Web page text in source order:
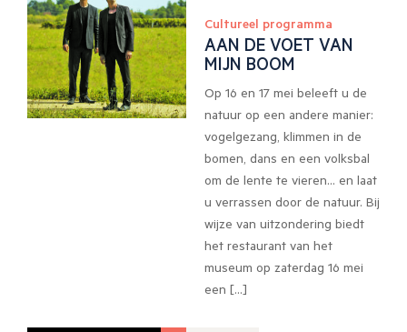
Cultureel programma
AAN DE VOET VAN
MIJN BOOM
Op 16 en 17 mei beleeft u de
natuur op een andere manier:
vogelgezang, klimmen in de
bomen, dans en een volksbal
om de lente te vieren… en laat
u verrassen door de natuur. Bij
wijze van uitzondering biedt
het restaurant van het
museum op zaterdag 16 mei
een […]